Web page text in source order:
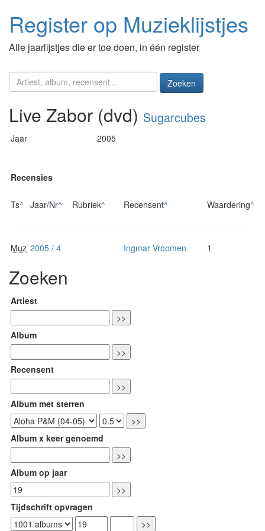
Register op Muzieklijstjes
Alle jaarlijstjes die er toe doen, in één register
Zoeken
Live Zabor (dvd) Sugarcubes
Jaar 2005
Recensies
Ts^ Jaar/Nr^ Rubriek^ Recensent^ Waardering^
Muz 2005 / 4 Ingmar Vroomen 1
Zoeken
Artiest
Album
Recensent
Album met sterren
Album x keer genoemd
Album op jaar
Tijdschrift opvragen